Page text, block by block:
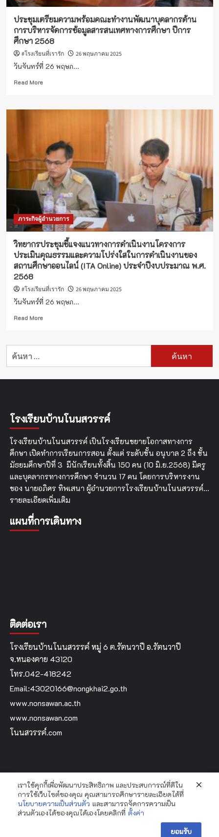
รัตน
วาปี
ประจำ
ปี
2568
ประชุมเตรียมความพร้อมคณะทำงานพัฒนาบุคลากรด้าน
การบริหารจัดการข้อมูลสารสนเทศทางการศึกษา ปีการ
ศึกษา 2568
#โรงเรียนที่เรารัก 26 พฤษภาคม 2025
วันจันทร์ที่ 26 พฤษภ...
Read MoreRead
ประชุม
คณะ
ทำงาน
พัฒนา
บุคลากร
ด้าน
การ
บริหาร
จัดการ
ข้อมูล
สารสนเทศ
ทางการ
ศึกษา
ปี
การ
2568
ภาระกิจผู้อำนวยการ
วิทยากรประชุมชี้แจงแนวทางการดำเนินงานโครงการ
ประเมินคุณธรรมและความโปร่งใสในการดำเนินงานของ
สถานศึกษาออนไลน์ (ITA Online) ประจำปีงบประมาณ พ.ศ.
2568
#โรงเรียนที่เรารัก 26 พฤษภาคม 2025
วันจันทร์ที่ 26 พฤษภ...
Read MoreRead
วิทยากร
การ
ประเมิน
และ
ความ
โปร่งใส
ใน
การ
ดำเนิน
งาน
ของ
ศึกษา
ค้นหา
โรงเรียนบ้านโนนสวรรค์
โรงเรียนบ้านโนนสวรรค์ เป็นโรงเรียนขยายโอกาสทางการ
ศึกษา เปิดทำการเรียนการสอน ตั้งแต่ ระดับชั้น อนุบาล 2 ถึง ชั้น
มัธยมศึกษาปีที่ 3 มีนักเรียนทั้งสิ้น 150 คน (10 มิ.ย.2568) มีครู
และบุคลากรทางการศึกษา จำนวน 17 คน โดยการบริหารงาน
ของ นายอภิศร ทิพเสนา ผู้อำนวยการโรงเรียนบ้านโนนสวรรค์…
รายละเอียดเพิ่มเติม
แผนที่การเดินทาง
ติดต่อเรา
โรงเรียนบ้านโนนสวรรค์ หมู่ 6 ต.รัตนวาปี อ.รัตนวาปี
จ.หนองคาย 43120
โทร.042-418242
Email:43020166@nongkhai2.go.th
www.nonsawan.ac.th
www.nonsawan.com
โนนสวรรค์.com
Home
Copyright Bannonsawan School By...Krooyingyai © All
by AF themes.
เราใช้คุกกี้เพื่อพัฒนาประสิทธิภาพ และประสบการณ์ที่ดีใน
การใช้เว็บไซต์ของคุณ คุณสามารถศึกษารายละเอียดได้ที่
นโยบายความเป็นส่วนตัว และสามารถจัดการความเป็น
ส่วนตัวเองได้ของคุณได้เองโดยคลิกที่ ตั้งค่า
ยอมรับ